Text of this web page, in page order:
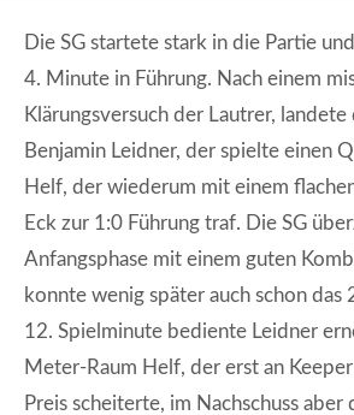
Die SG startete stark in die Partie
4. Minute in Führung. Nach einem
Klärungsversuch der Lautrer, landete
Benjamin Leidner, der spielte einen
Helf, der wiederum mit einem
Eck zur 1:0 Führung traf. Die SG
Anfangsphase mit einem guten
konnte wenig später auch schon das
12. Spielminute bediente Leidner
Meter-Raum Helf, der erst an
Preis scheiterte, im Nachschuss aber